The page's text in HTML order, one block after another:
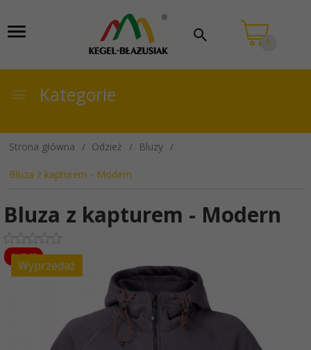
0
Kategorie
Strona główna Odzież Bluzy
Bluza z kapturem - Modern
Bluza z kapturem - Modern
Wyprzedaż
OUTLET